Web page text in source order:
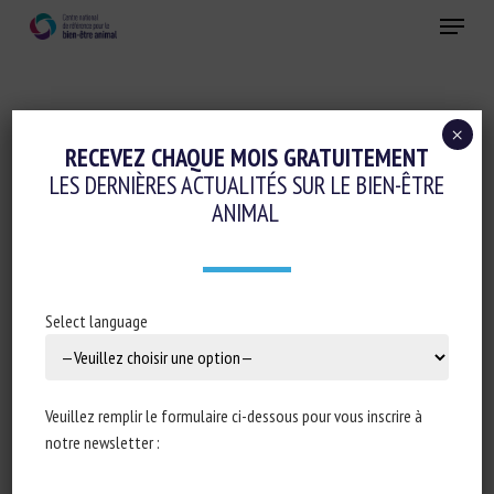
Menu
Initiatives en faveur du bien-être animal
FRANCE RELANCE : PRÈS DE 330 PROJETS
ASSOCIATIONS DE PROTECTION DES
UN DOUBLEMENT DES FONDS ANNONCÉ
PAR LE PRÉSIDENT DE LA RÉPUBLIQUE
4 octobre 2021
RECEVEZ CHAQUE MOIS GRATUITEMENT
LES DERNIÈRES ACTUALITÉS SUR LE BIEN-ÊTRE
ANIMAL
Select language
Veuillez remplir le formulaire ci-dessous pour vous inscrire à
notre newsletter :
×